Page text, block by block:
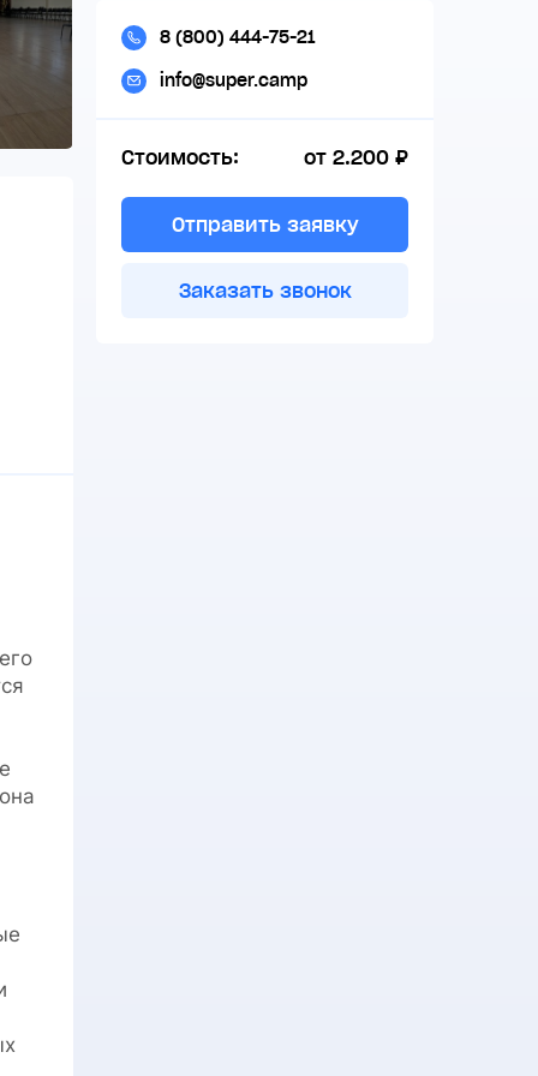
8 (800) 444-75-21
info@super.camp
Стоимость: от 2.200 ₽
Отправить заявку
Заказать звонок